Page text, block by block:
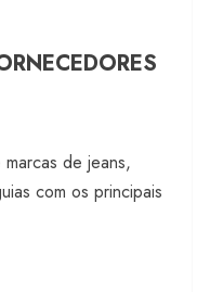
de jeans,
com os principais